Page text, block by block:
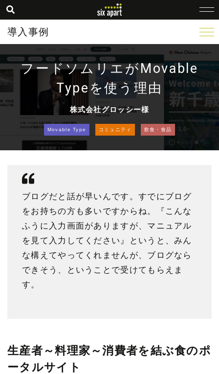
導入事例
フードソムリエがMovable
Typeを使う理由
株式会社グロッシー様
Movable Type コミュニティ 飲食・食品
ブログだと話が早いんです。すでにブログ
をお持ちの方も多いですからね。『こんな
ふうに入力画面がありますが、マニュアル
を見て入力してください』というと、みん
な構えてやってくれませんが、ブログなら
できそう、ということで受けてもらえま
す。
生産者～料理家～消費者を結ぶ食のポ
ータルサイト